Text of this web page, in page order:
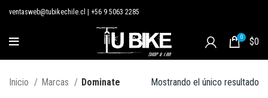
ventasweb@tubikechile.cl +56 9 5063 2285
0 $0
Inicio Marcas Dominate Mostrando el único resultado